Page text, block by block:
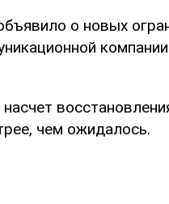
о новых
чем ожидалось.